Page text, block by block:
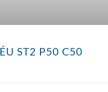
ST2 P50 C50